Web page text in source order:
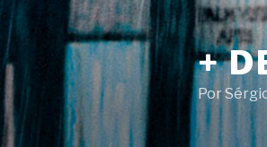
para
o
conteúdo
+
Por